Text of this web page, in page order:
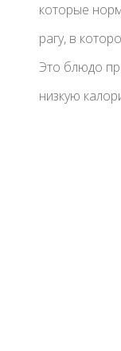
которые
рагу, в
Это блюдо
низкую